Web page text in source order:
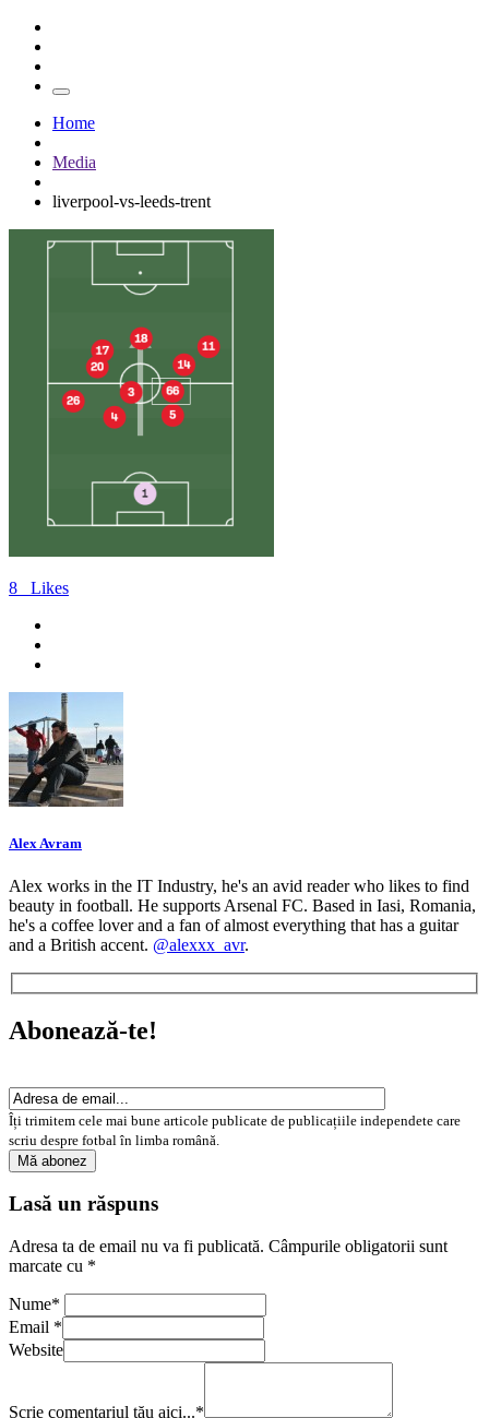
Home
Media
liverpool-vs-leeds-trent
8 Likes
Alex Avram
Alex works in the IT Industry, he's an avid reader who likes to find
beauty in football. He supports Arsenal FC. Based in Iasi, Romania,
he's a coffee lover and a fan of almost everything that has a guitar
and a British accent. @alexxx_avr.
Abonează-te!
Îți trimitem cele mai bune articole publicate de publicațiile independete care
scriu despre fotbal în limba română.
Lasă un răspuns
Adresa ta de email nu va fi publicată. Câmpurile obligatorii sunt
marcate cu *
Nume*
Email *
Website
Scrie comentariul tău aici...*